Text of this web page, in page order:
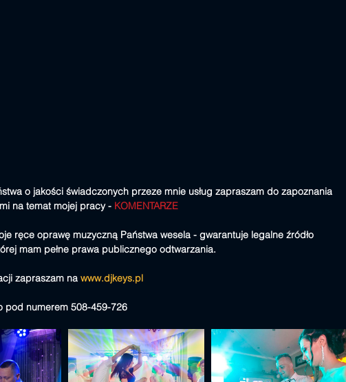
o jakości świadczonych przeze mnie usług zapraszam do zapoznania
na temat mojej pracy - KOMENTARZE
ręce oprawę muzyczną Państwa wesela - gwarantuje legalne źródło
mam pełne prawa publicznego odtwarzania.
zapraszam na www.djkeys.pl
pod numerem 508-459-726